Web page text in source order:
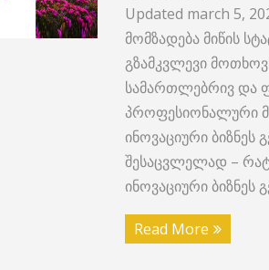
Updated march 5,
მომზადება მიწის
გზამკვლევი
სამართლებრივ და
პროფესიონალური
ინოვაციური ბიზნეს
შესაცვლელად –
ინოვაციური ბიზნეს
Read More